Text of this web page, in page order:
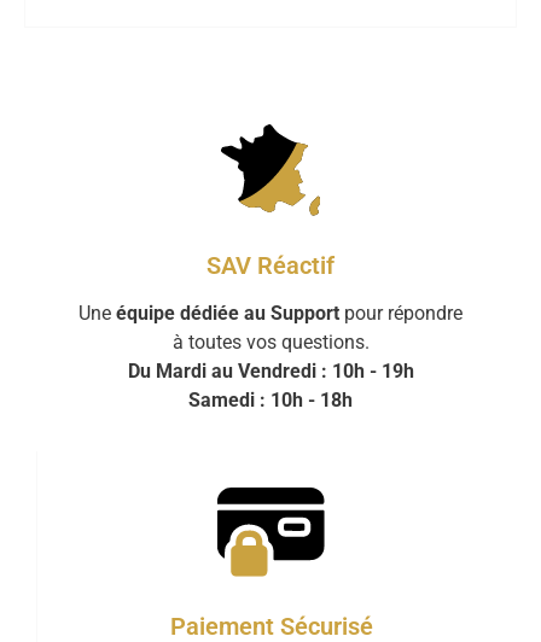
SAV Réactif
Une équipe dédiée au Support pour répondre
à toutes vos questions.
Du Mardi au Vendredi : 10h - 19h
Samedi : 10h - 18h
Paiement Sécurisé